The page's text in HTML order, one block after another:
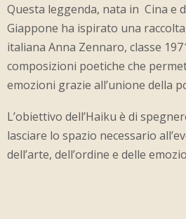
Questa leggenda, nata in Cina e
Giappone ha ispirato una
italiana Anna Zennaro, classe
composizioni poetiche che
emozioni grazie all’unione della
L’obiettivo dell’Haiku è di
lasciare lo spazio necessario
dell’arte, dell’ordine e delle